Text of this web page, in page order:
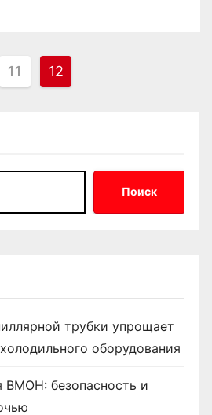
11 12
Поиск
трубки упрощает
оборудования
безопасность и